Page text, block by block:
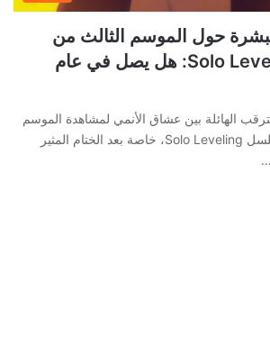
حول الموسم الثالث من
أنمي Solo Leveling: هل يصل في عام
الهائلة بين عشاق الأنمي لمشاهدة الموسم
الثالث من مسلسل Solo Leveling، خاصة بعد الختام المثير